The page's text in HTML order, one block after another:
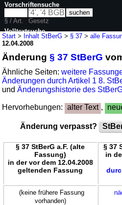
Start > Inhalt StBerG > § 37 >alle
12.04.2008
Änderung§ 37 StBerG
Ähnliche Seiten:weitere
Änderungen durch Artikel 1 8.
undÄnderungshistorie des
Hervorhebungen: alter Text ,
Änderung verpasst?
§ 37 StBerG a.F. (alte
Fassung)
in der vor dem 12.04.2008
geltenden Fassung
§ 37
in
(keine frühere Fassung
vorhanden)
Vorschriftensuche
§ / Art.
Gesetz
Volltextsuche